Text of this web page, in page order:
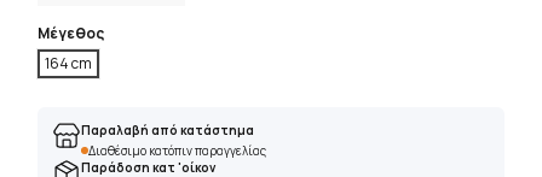
Μέγεθος
164 cm
Παραλαβή από κατάστημα
Διαθέσιμο κατόπιν παραγγελίας
Παράδοση κατ 'οίκον